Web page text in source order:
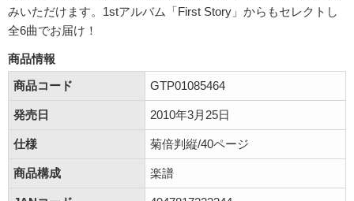
みいただけます。1stアルバム「First Story」からもセレクトし
全6曲でお届け！
商品情報
商品コード
GTP01085464
発売日 2010年3月25日
仕様 菊倍判縦/40ページ
商品構成 楽譜